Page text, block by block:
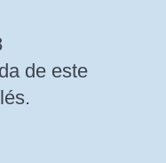
de este